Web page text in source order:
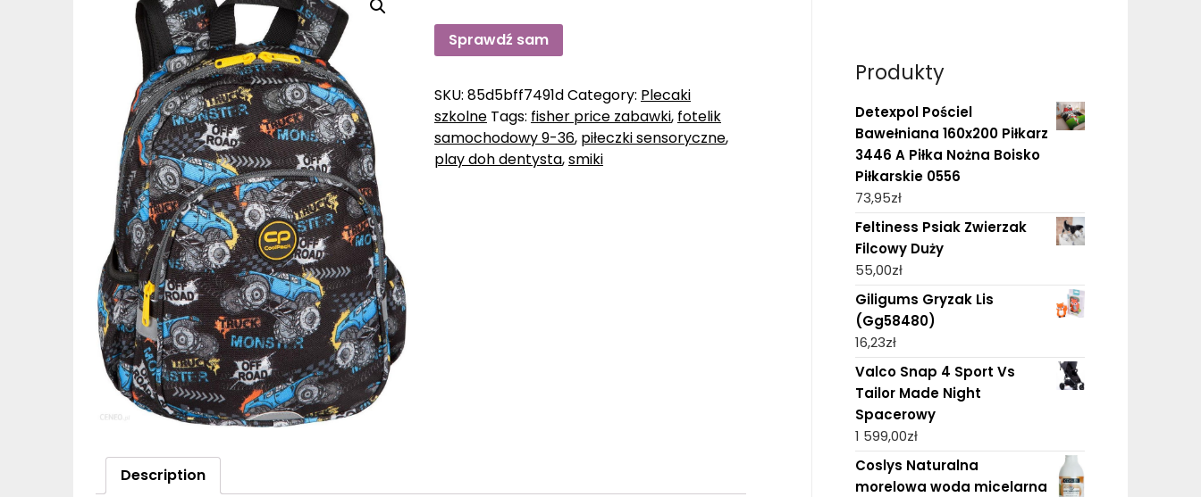
Sprawdź sam
SKU: 85d5bff7491dCategory: Plecaki
szkolne Tags: fisher price zabawki, fotelik
samochodowy 9-36, piłeczki sensoryczne,
play doh dentysta,smiki
Description
Produkty
Detexpol Pościel
Bawełniana 160x200 Piłkarz
3446 A Piłka Nożna Boisko
Piłkarskie 0556
73,95zł
Feltiness Psiak Zwierzak
Filcowy Duży
55,00zł
Giligums Gryzak Lis
(Gg58480)
16,23zł
Valco Snap 4 Sport Vs
Tailor Made Night
Spacerowy
1 599,00zł
Coslys Naturalna
morelowa woda micelarna